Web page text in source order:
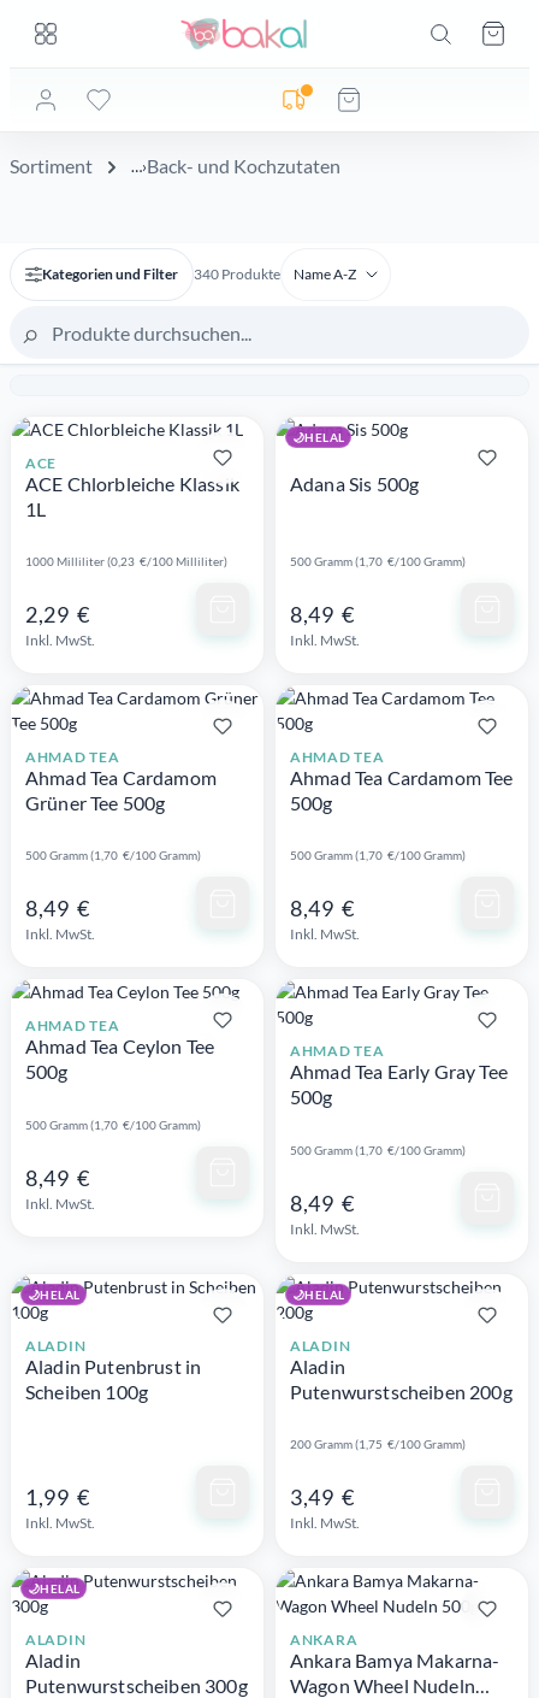
Zum Hauptinhalt springen
Lieferadresse noch nicht geprüft
Sortiment Back- und Kochzutaten
Kategorien und Filter 340 Produkte Name A-Z
ACE
ACE Chlorbleiche Klassik
1L
1000 Milliliter (0,23 €/100 Milliliter)
2,29 €
Inkl. MwSt.
🌙HELAL
Adana Sis 500g
500 Gramm (1,70 €/100 Gramm)
8,49 €
Inkl. MwSt.
AHMAD TEA
Ahmad Tea Cardamom
Grüner Tee 500g
500 Gramm (1,70 €/100 Gramm)
8,49 €
Inkl. MwSt.
AHMAD TEA
Ahmad Tea Cardamom Tee
500g
500 Gramm (1,70 €/100 Gramm)
8,49 €
Inkl. MwSt.
AHMAD TEA
Ahmad Tea Ceylon Tee
500g
500 Gramm (1,70 €/100 Gramm)
8,49 €
Inkl. MwSt.
AHMAD TEA
Ahmad Tea Early Gray Tee
500g
500 Gramm (1,70 €/100 Gramm)
8,49 €
Inkl. MwSt.
🌙HELAL
ALADIN
Aladin Putenbrust in
Scheiben 100g
1,99 €
Inkl. MwSt.
🌙HELAL
ALADIN
Aladin
Putenwurstscheiben 200g
200 Gramm (1,75 €/100 Gramm)
3,49 €
Inkl. MwSt.
🌙HELAL
ALADIN
Aladin
Putenwurstscheiben 300g
ANKARA
Ankara Bamya Makarna-
Wagon Wheel Nudeln